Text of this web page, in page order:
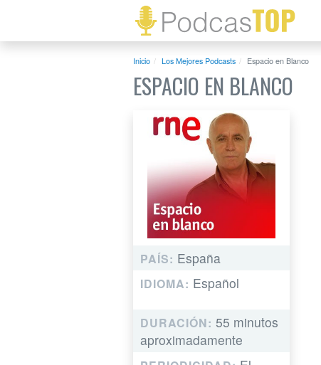
Inicio Los Mejores Podcasts Espacio en Blanco
ESPACIO EN BLANCO
PAÍS: España
IDIOMA: Español
DURACIÓN: 55 minutos
aproximadamente